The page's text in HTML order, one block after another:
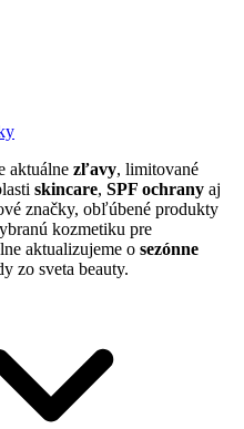
aktuálne zľavy, limitované
skincare, SPF ochrany aj
značky, obľúbené produkty
kozmetiku pre
aktualizujeme o sezónne
zo sveta beauty.